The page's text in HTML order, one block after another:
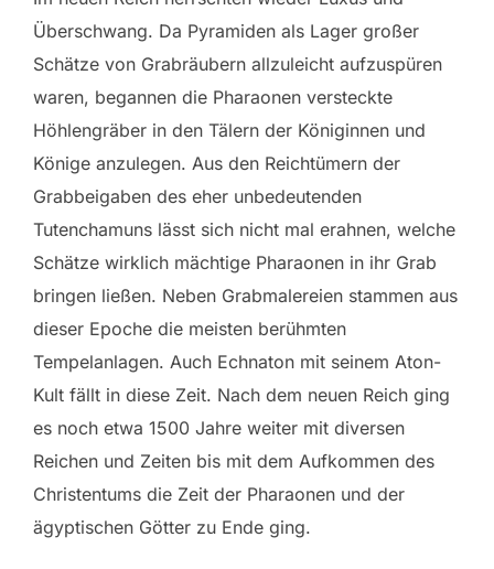
Überschwang. Da Pyramiden als Lager großer
Schätze von Grabräubern allzuleicht aufzuspüren
waren, begannen die Pharaonen versteckte
Höhlengräber in den Tälern der Königinnen und
Könige anzulegen. Aus den Reichtümern der
Grabbeigaben des eher unbedeutenden
Tutenchamuns lässt sich nicht mal erahnen, welche
Schätze wirklich mächtige Pharaonen in ihr Grab
bringen ließen. Neben Grabmalereien stammen aus
dieser Epoche die meisten berühmten
Tempelanlagen. Auch Echnaton mit seinem Aton-
Kult fällt in diese Zeit. Nach dem neuen Reich ging
es noch etwa 1500 Jahre weiter mit diversen
Reichen und Zeiten bis mit dem Aufkommen des
Christentums die Zeit der Pharaonen und der
ägyptischen Götter zu Ende ging.